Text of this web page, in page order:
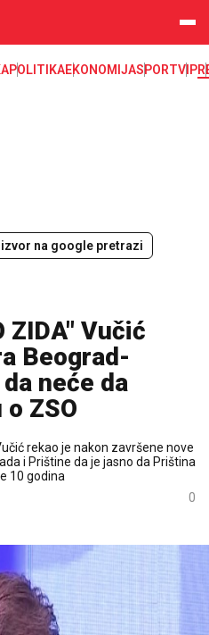
POLITIKAEKONOMIJASPORTVIP
na google pretrazi
ZIDA" Vučić
Beograd-
neće da
ZSO
rekao je nakon završene nove
i Prištine da je jasno da Priština
10 godina
0